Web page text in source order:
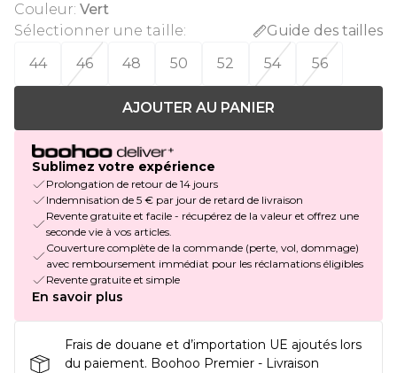
Couleur: Vert
Sélectionner une taille:
Guide des tailles
44
46 48 50 52 54 56
AJOUTER AU PANIER
Sublimez votre expérience
Prolongation de retour de 14 jours
Indemnisation de 5 € par jour de retard de livraison
Revente gratuite et facile - récupérez de la valeur et offrez une
seconde vie à vos articles.
Couverture complète de la commande (perte, vol, dommage)
avec remboursement immédiat pour les réclamations éligibles
Revente gratuite et simple
En savoir plus
Frais de douane et d’importation UE ajoutés lors
du paiement. Boohoo Premier - Livraison